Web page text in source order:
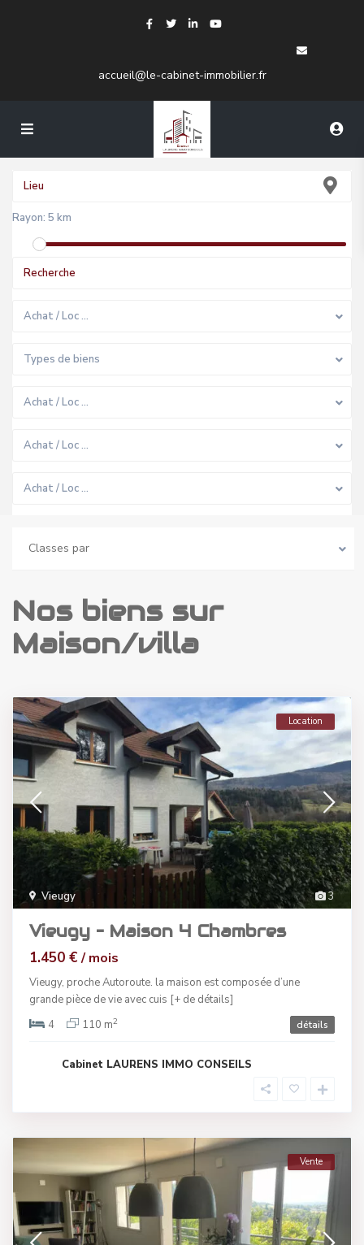
accueil@le-cabinet-immobilier.fr
Rayon: 5 km
Achat / Loc …
Types de biens
Achat / Loc …
Achat / Loc …
Achat / Loc …
Classes par
Nos biens sur
Maison/villa
3
Vieugy
Location
Vieugy – Maison 4 Chambres
1.450 €/ mois
Vieugy, proche Autoroute. la maison est composée d’une
grande pièce de vie avec cuis [+ de détails]
4
110 m2 détails
Cabinet LAURENS IMMO CONSEILS
Vente